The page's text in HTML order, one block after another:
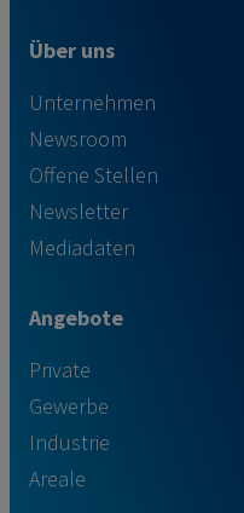
Über uns
Unternehmen
Newsroom
Offene Stellen
Newsletter
Mediadaten
Angebote
Private
Gewerbe
Industrie
Areale